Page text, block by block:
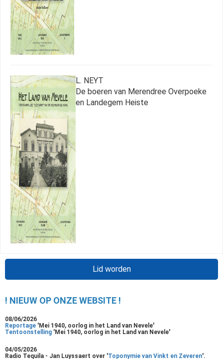
L. NEYT
De boeren van Merendree Overpoeke
en Landegem Heiste
Lid worden
! NIEUW OP ONZE WEBSITE !
08/06/2026
Reportage 'Mei 1940, oorlog in het Land van Nevele'
Tentoonstelling 'Mei 1940, oorlog in het Land van Nevele'
04/05/2026
Radio Tequila - Jan Luyssaert over 'Toponymie van Vinkt en Zeveren'.